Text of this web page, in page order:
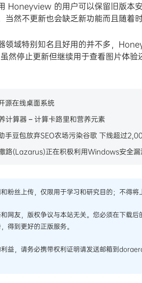
Honeyview 的用户可以保留旧版
当然不更新也会缺乏新功能而且随着
领域特别知名且好用的并不多，
然停止更新但继续用于查看图片体
源在线桌面系统
计算器 – 计算卡路里和营养元素
手豆包放弃SEO农场污染谷歌 下线超过
路(Lazarus)正在积极利用Windows安全漏
粉丝上传，仅限用于学习和研究目的；不得
网友，版权争议与本站无关。您必须在下载
得到更好的正版服务。
益，请务必携带权利证明请发送邮箱到